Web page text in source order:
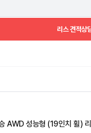
리스 견적상
AWD 성능형 (19인치 휠)